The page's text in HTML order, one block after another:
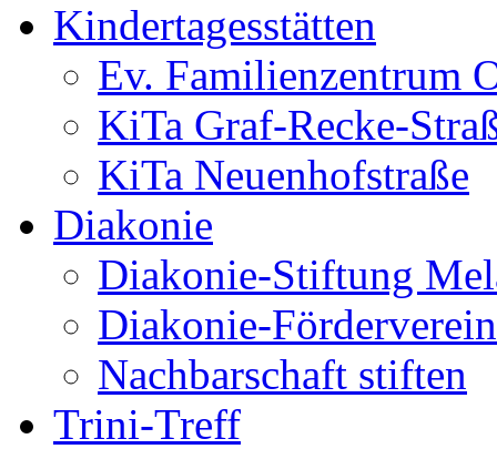
Kindertagesstätten
Ev. Familienzentrum
KiTa Graf-Recke-
KiTa Neuenhofstraße
Diakonie
Diakonie-Stiftung
Diakonie-
Nachbarschaft stiften
Trini-Treff